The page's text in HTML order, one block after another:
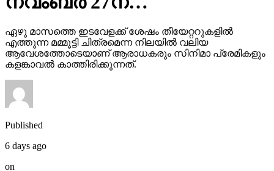
ഏഴു മാസത്തെ ഇടവേളക്ക് ശേഷം തീയേറ്ററുകളിൽ
ആവേശത്തോടെയാണ് ആരാധകരും സിനിമാ പ്രേമികളും
കളങ്കാവൽ കാത്തിരിക്കുന്നത്.
Published
6 days ago
on
November 11, 2025